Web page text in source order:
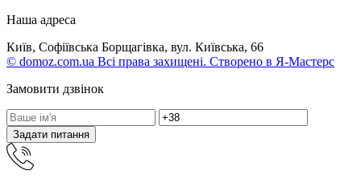
Наша адреса
Київ, Софіївська Борщагівка, вул. Київська, 66
© domoz.com.ua Всі права захищені. Створено в Я-Мастерс
Замовити дзвінок
Задати питання